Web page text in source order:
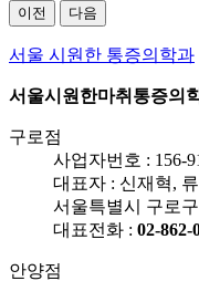
이전 다음
서울 시원한 통증의학과
서울시원한마취통증의
구로점
사업자번호 : 156-
대표자 : 신재혁,
서울특별시 구로
대표전화 : 02-862-
안양점